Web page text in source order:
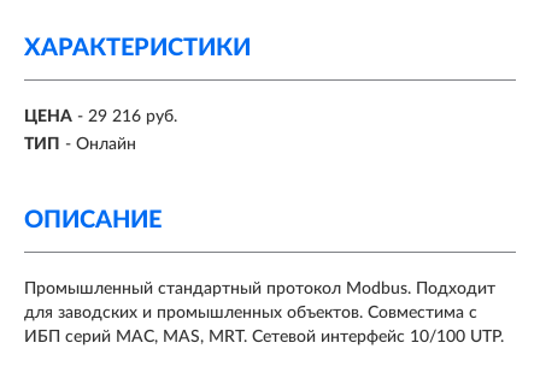
ХАРАКТЕРИСТИКИ
ЦЕНА - 29 216 руб.
ТИП - Онлайн
ОПИСАНИЕ
Промышленный стандартный протокол Modbus. Подходит
для заводских и промышленных объектов. Совместима с
ИБП серий MAC, MAS, MRT. Сетевой интерфейс 10/100 UTP.